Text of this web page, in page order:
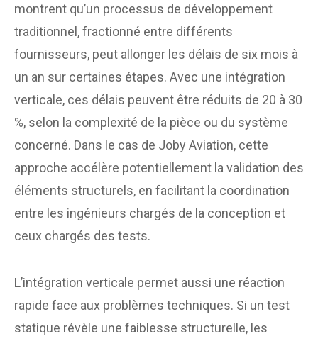
montrent qu’un processus de développement
traditionnel, fractionné entre différents
fournisseurs, peut allonger les délais de six mois à
un an sur certaines étapes. Avec une intégration
verticale, ces délais peuvent être réduits de 20 à 30
%, selon la complexité de la pièce ou du système
concerné. Dans le cas de Joby Aviation, cette
approche accélère potentiellement la validation des
éléments structurels, en facilitant la coordination
entre les ingénieurs chargés de la conception et
ceux chargés des tests.
L’intégration verticale permet aussi une réaction
rapide face aux problèmes techniques. Si un test
statique révèle une faiblesse structurelle, les